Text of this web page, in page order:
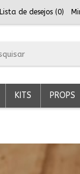
Lista de desejos (0)
KITS PROPS